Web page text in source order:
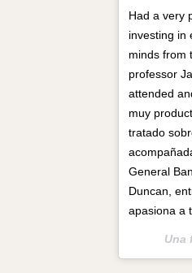
Had a very
investing in
minds from
professor
attended
muy
tratado
General
Duncan,
apasiona a
Una